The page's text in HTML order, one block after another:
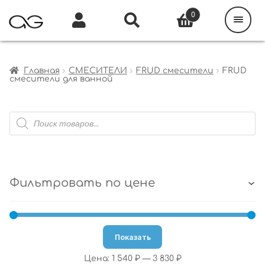
Главная СМЕСИТЕЛИ FRUD смесители
FRUD
смесители для ванной
Поиск
товаров
Фильтровать по цене
Показать
Цена: 1 540 ₽— 3 830 ₽
0